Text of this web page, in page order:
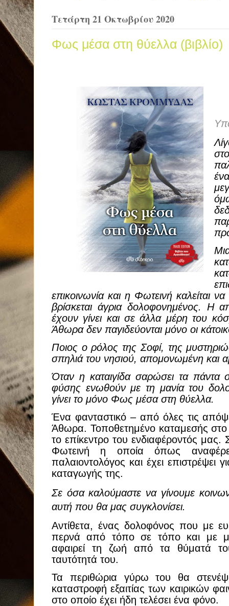
Τετάρτη 21 Οκτωβρίου 2020
Φως μέσα στη θύελλα (βιβλίο)
επικοινωνία και η Φωτεινή καλείται
βρίσκεται άγρια δολοφονημένος. Η
έχουν γίνει και σε άλλα μέρη του
Άθωρα δεν παγιδεύονται μόνο οι
Ποιος ο ρόλος της Σοφί, της
σπηλιά του νησιού, απομονωμένη και
Όταν η καταιγίδα σαρώσει τα πάντα
φύσης ενωθούν με τη μανία του
γίνει το μόνο Φως μέσα στη θύελλα.
Ένα φανταστικό – από όλες τις
Άθωρα. Τοποθετημένο καταμεσής στο
το επίκεντρο του ενδιαφέροντός μας.
Φωτεινή η οποία όπως
παλαιοντολόγος και έχει επιστρέψει
καταγωγής της.
Σε όσα καλούμαστε να γίνουμε
αυτή που θα μας συγκλονίσει.
Αντίθετα, ένας δολοφόνος που με
περνά από τόπο σε τόπο και με
αφαιρεί τη ζωή από τα θύματά
ταυτότητά του.
Τα περιθώρια γύρω του θα
καταστροφή εξαιτίας των καιρικών
στο οποίο έχει ήδη τελέσει ένα φόνο.